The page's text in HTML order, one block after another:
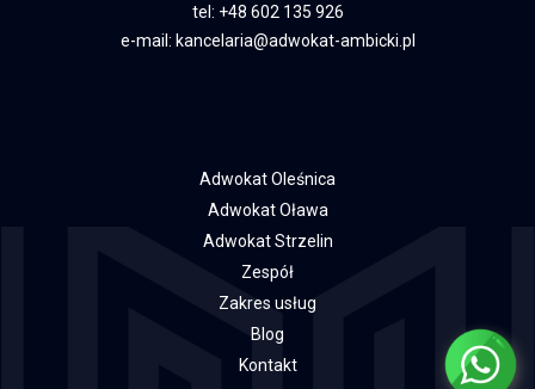
tel: +48 602 135 926
e-mail: kancelaria@adwokat-ambicki.pl
Adwokat Oleśnica
Adwokat Oława
Adwokat Strzelin
Zespół
Zakres usług
Blog
Kontakt